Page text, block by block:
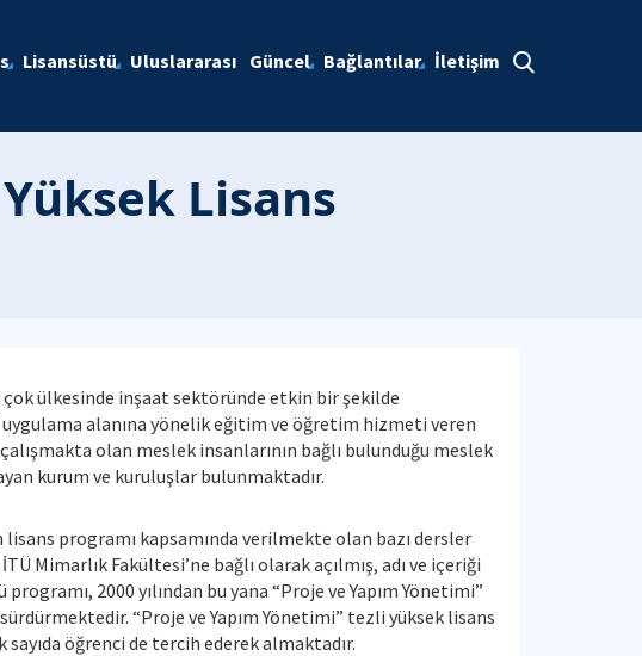
Lisansüstü Uluslararası Güncel Bağlantılar İletişim
Lisans
ülkesinde inşaat sektöründe etkin bir şekilde
uygulama alanına yönelik eğitim ve öğretim hizmeti veren
olan meslek insanlarının bağlı bulunduğu meslek
kurum ve kuruluşlar bulunmaktadır.
programı kapsamında verilmekte olan bazı dersler
Mimarlık Fakültesi’ne bağlı olarak açılmış, adı ve içeriği
2000 yılından bu yana “Proje ve Yapım Yönetimi”
“Proje ve Yapım Yönetimi” tezli yüksek lisans
öğrenci de tercih ederek almaktadır.